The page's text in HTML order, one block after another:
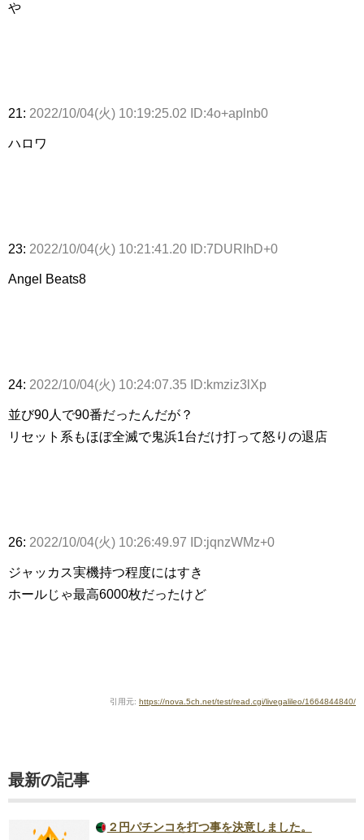
や
21: 2022/10/04(火) 10:19:25.02 ID:4o+aplnb0
ハロワ
23: 2022/10/04(火) 10:21:41.20 ID:7DURIhD+0
Angel Beats8
24: 2022/10/04(火) 10:24:07.35 ID:kmziz3lXp
並び90人で90番だったんだが？
リセット系もほぼ全滅で鬼浜1台だけ打って怒りの退店
26: 2022/10/04(火) 10:26:49.97 ID:jqnzWMz+0
ジャッカス実機持つ程度にはすき
ホールじゃ最高6000枚だったけど
引用元: https://nova.5ch.net/test/read.cgi/livegalileo/1664844840/
最新の記事
２円パチンコを打つ事を決意しました。